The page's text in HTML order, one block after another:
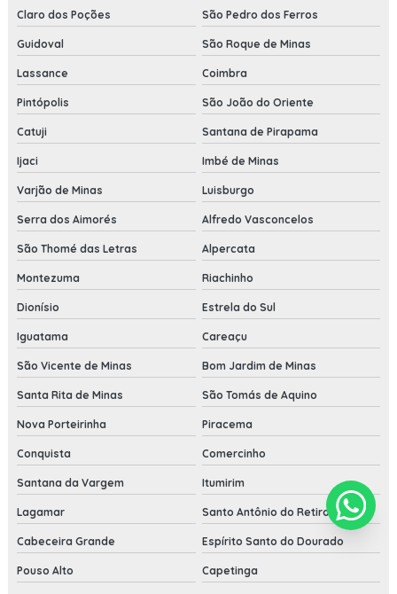
Claro dos Poções São Pedro dos Ferros
Guidoval São Roque de Minas
Lassance Coimbra
Pintópolis São João do Oriente
Catuji Santana de Pirapama
Ijaci Imbé de Minas
Varjão de Minas Luisburgo
Serra dos Aimorés Alfredo Vasconcelos
São Thomé das Letras Alpercata
Montezuma Riachinho
Dionísio Estrela do Sul
Iguatama Careaçu
São Vicente de Minas Bom Jardim de Minas
Santa Rita de Minas São Tomás de Aquino
Nova Porteirinha Piracema
Conquista Comercinho
Santana da Vargem Itumirim
Lagamar Santo Antônio do Retiro
Cabeceira Grande Espírito Santo do Dourado
Pouso Alto Capetinga